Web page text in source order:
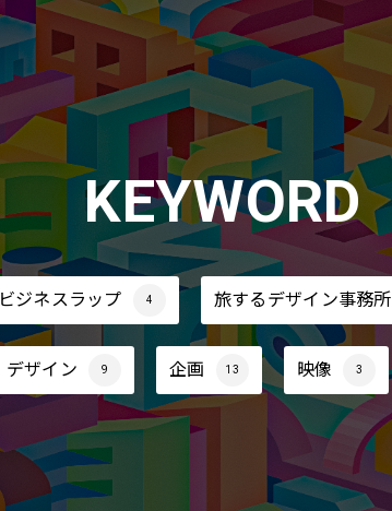
KEYWORD
ビジネスラップ 4 旅するデザイン事務所
デザイン 9 企画 13 映像 3